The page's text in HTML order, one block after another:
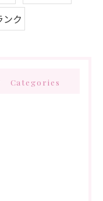
ンク
Categories